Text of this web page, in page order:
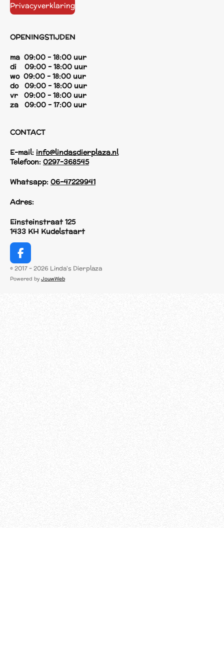
Privacyverklaring
OPENINGSTIJDEN
ma 09:00 - 18:00 uur
di 09:00 - 18:00 uur
wo 09:00 - 18:00 uur
do 09:00 - 18:00 uur
vr 09:00 - 18:00 uur
za 09:00 - 17:00 uur
CONTACT
E-mail: info@lindasdierplaza.nl
Telefoon: 0297-368545
Whatsapp: 06-47229941
Adres:
Einsteinstraat 125
1433 KH Kudelstaart
F
a
c
© 2017 - 2026 Linda's Dierplaza
Powered by JouwWeb